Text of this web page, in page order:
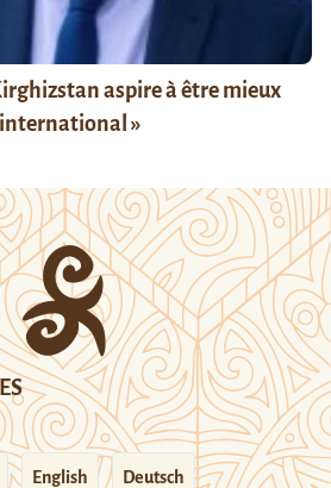
aspire à être mieux
»
English Deutsch